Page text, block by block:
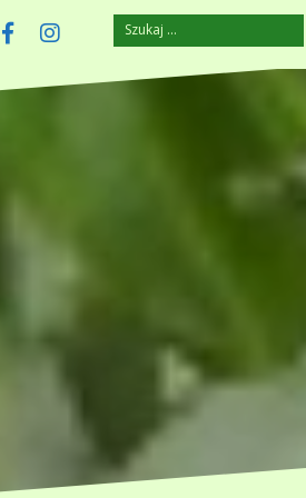
Instagram
szczuplejemy.pl
Szukaj: